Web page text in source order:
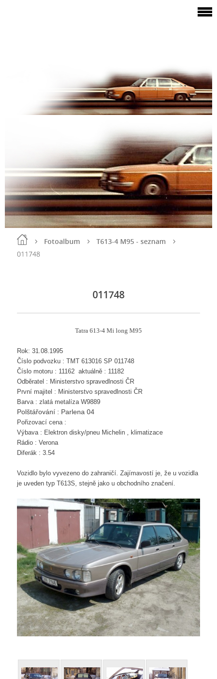
Fotoalbum
T613-4 M95 - seznam
011748
011748
Tatra 613-4 Mi long M95
Rok: 31.08.1995
Číslo podvozku : TMT 613016 SP 011748
Číslo motoru : 11162 aktuálně : 11182
Odběratel : Ministerstvo spravedlnosti ČR
První majitel : Ministerstvo spravedlnosti ČR
Barva : zlatá metalíza W9889
Polštářování : Parlena 04
Pořizovací cena :
Výbava : Elektron disky/pneu Michelin , klimatizace
Rádio : Verona
Diferák : 3.54
Vozidlo bylo vyvezeno do zahraničí. Zajímavostí je, že u vozidla
je uveden typ T613S, stejně jako u obchodního značení.